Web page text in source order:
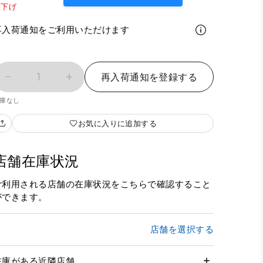
げ
入荷通知をご利用いただけます
1 再入荷通知を登録する
なし
お気に入りに追加する
舗在庫状況
利用される店舗の在庫状況をこちらで確認すること
きます。
店舗を選択する